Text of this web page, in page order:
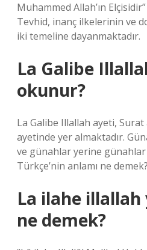
Muhammed Allah’ın
Tevhid, inanç ilkelerinin ve
iki temeline dayanmaktadır.
La Galibe
okunur?
La Galibe Illallah ayeti, Surat
ayetinde yer almaktadır.
ve günahlar yerine günahlar
Türkçe’nin anlamı ne demek?
La ilahe
ne demek?